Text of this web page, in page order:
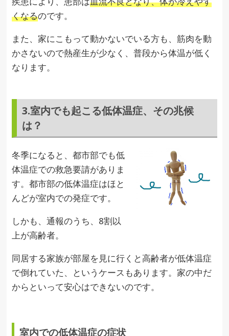
くなるのです。
また、家にこもって動かないでいる方も、筋肉を動
かさないので熱産生が少なく、普段から体温が低く
なります。
3.室内でも起こる低体温症、その兆候
は？
冬季になると、都市部でも低
体温症での救急要請がありま
す。都市部の低体温症はほと
んどが室内での発症です。
しかも、通報のうち、8割以
上が高齢者。
同居する家族が部屋を見に行くと高齢者が低体温症
で倒れていた、というケースもあります。家の中だ
からといって安心はできないのです。
室内での低体温症の症状